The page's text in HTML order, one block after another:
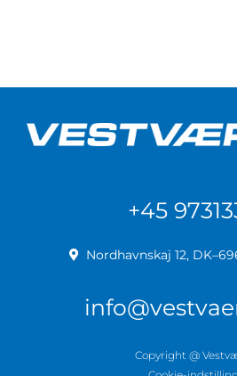
+45
Nordhavnskaj 12,
Copyright @